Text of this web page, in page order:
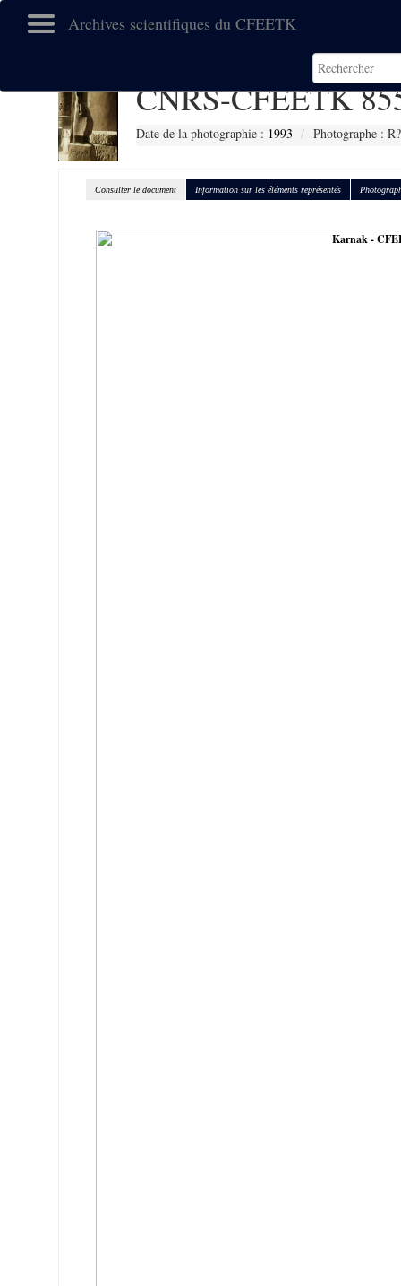
Archives scientifiques du CFEETK
CNRS-CFEETK
Date de la photographie : 1993 Photographe :
Consulter le document Information sur les éléments représentés